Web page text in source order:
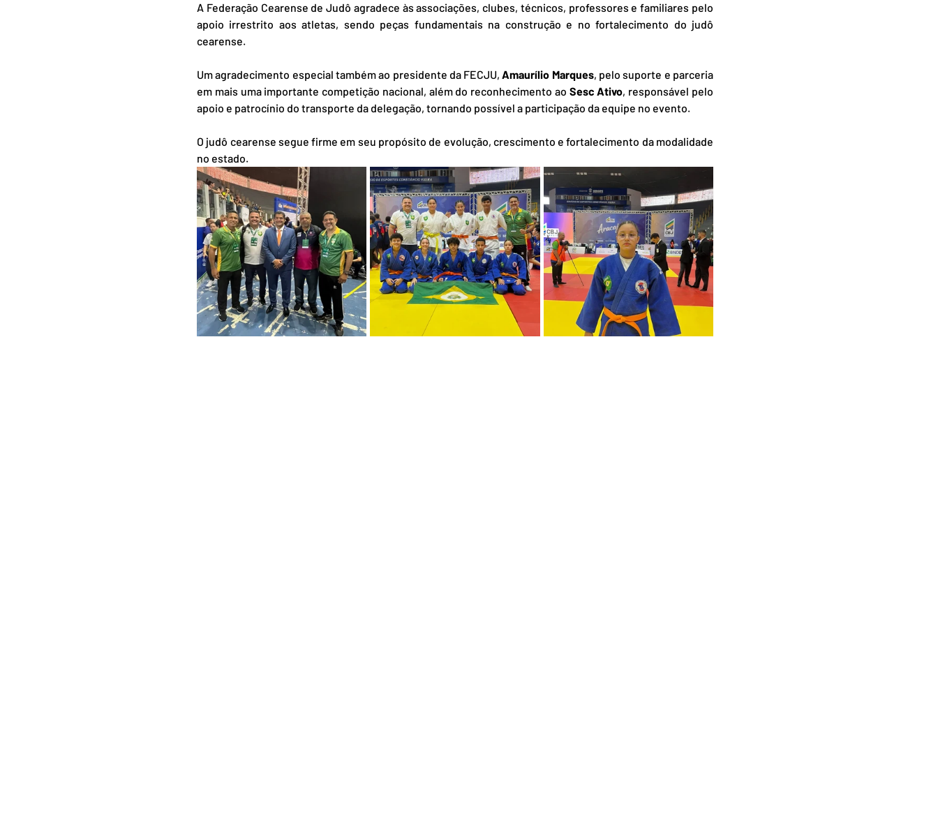
A Federação Cearense de Judô agradece às associações, clubes, técnicos, professores e familiares pelo
apoio irrestrito aos atletas, sendo peças fundamentais na construção e no fortalecimento do judô
cearense.
Um agradecimento especial também ao presidente da FECJU, Amaurílio Marques, pelo suporte e parceria
em mais uma importante competição nacional, além do reconhecimento ao Sesc Ativo, responsável pelo
apoio e patrocínio do transporte da delegação, tornando possível a participação da equipe no evento.
O judô cearense segue firme em seu propósito de evolução, crescimento e fortalecimento da modalidade
no estado.